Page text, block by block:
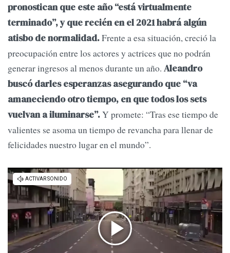
pronostican que este año “está virtualmente
terminado”, y que recién en el 2021 habrá algún
atisbo de normalidad.Frente a esa situación, creció la
preocupación entre los actores y actrices que no podrán
generar ingresos al menos durante un año. Aleandro
buscó darles esperanzas asegurando que “va
amaneciendo otro tiempo, en que todos los sets
vuelvan a iluminarse”.Y promete: “Tras ese tiempo de
valientes se asoma un tiempo de revancha para llenar de
felicidades nuestro lugar en el mundo”.